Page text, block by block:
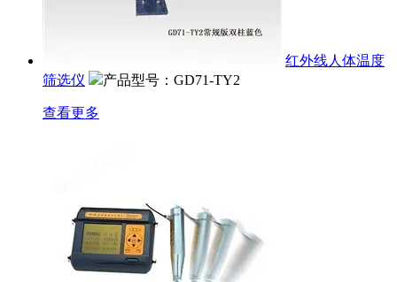
红外线人体温度
筛选仪
产品型号：GD71-TY2
查看更多